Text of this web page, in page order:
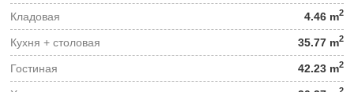
Кладовая 4.46 m2
Кухня + столовая 35.77 m2
Гостиная 42.23 m2